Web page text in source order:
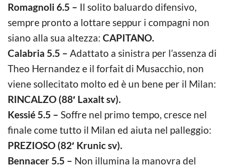
Romagnoli 6.5 – Il solito baluardo difensivo,
sempre pronto a lottare seppur i compagni non
siano alla sua altezza: CAPITANO.
Calabria 5.5 – Adattato a sinistra per l’assenza di
Theo Hernandez e il forfait di Musacchio, non
viene sollecitato molto ed è un bene per il Milan:
RINCALZO (88′ Laxalt sv).
Kessié 5.5 – Soffre nel primo tempo, cresce nel
finale come tutto il Milan ed aiuta nel palleggio:
PREZIOSO (82′ Krunic sv).
Bennacer 5.5 – Non illumina la manovra del